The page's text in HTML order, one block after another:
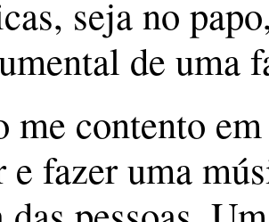
seja no
de uma
me contento
e fazer uma